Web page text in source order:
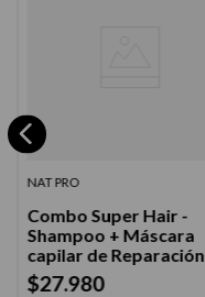
NAT PRO
Combo Super Hair -
Shampoo + Máscara
capilar de Reparación
$27.980